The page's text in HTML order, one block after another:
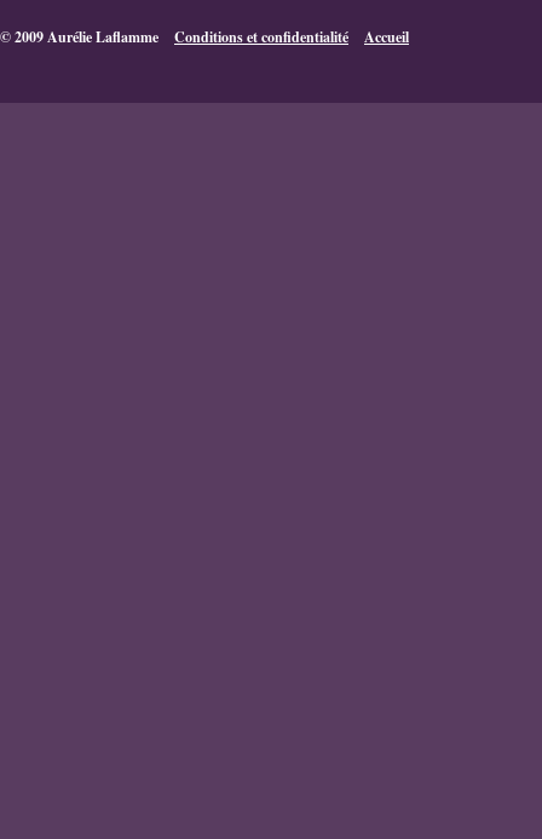
© 2009 Aurélie Laflamme Conditions et confidentialité Accueil